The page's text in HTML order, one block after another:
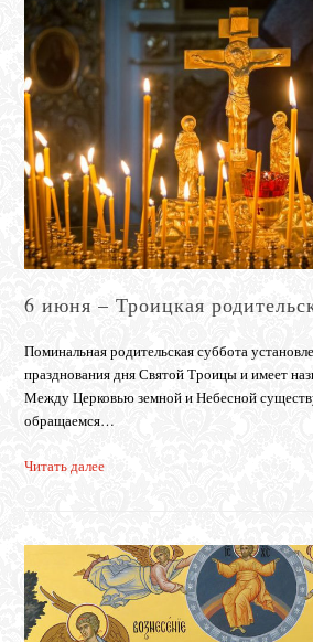
6 июня – Троицкая
Поминальная родительская суббота
празднования дня Святой Троицы и имеет
Между Церковью земной и Небесной
обращаемся…
Читать далее